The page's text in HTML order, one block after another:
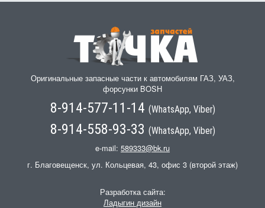
Оригинальные запасные части к автомобилям ГАЗ, УАЗ,
форсунки BOSH
8-914-577-11-14 (WhatsApp, Viber)
8-914-558-93-33 (WhatsApp, Viber)
e-mail: 589333@bk.ru
г. Благовещенск, ул. Кольцевая, 43, офис 3 (второй этаж)
Разработка сайта:
Ладыгин дизайн